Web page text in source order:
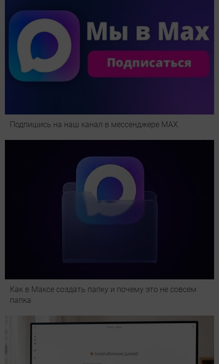
Подпишись на наш канал в мессенджере МАХ
Как в Максе создать папку и почему это не совсем
папка